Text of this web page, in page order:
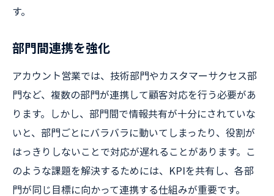
す。
部門間連携を強化
アカウント営業では、技術部門やカスタマーサクセス部
門など、複数の部門が連携して顧客対応を行う必要があ
ります。しかし、部門間で情報共有が十分にされていな
いと、部門ごとにバラバラに動いてしまったり、役割が
はっきりしないことで対応が遅れることがあります。こ
のような課題を解決するためには、KPIを共有し、各部
門が同じ目標に向かって連携する仕組みが重要です。